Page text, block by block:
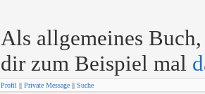
Als allgemeines
dir zum Beispiel mal
Profil || Private Message || Suche